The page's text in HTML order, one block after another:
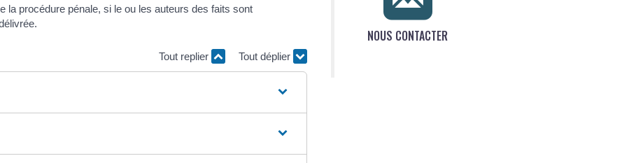
la procédure pénale, si le ou les auteurs des faits sont
Tout replier Tout déplier
NOUS CONTACTER